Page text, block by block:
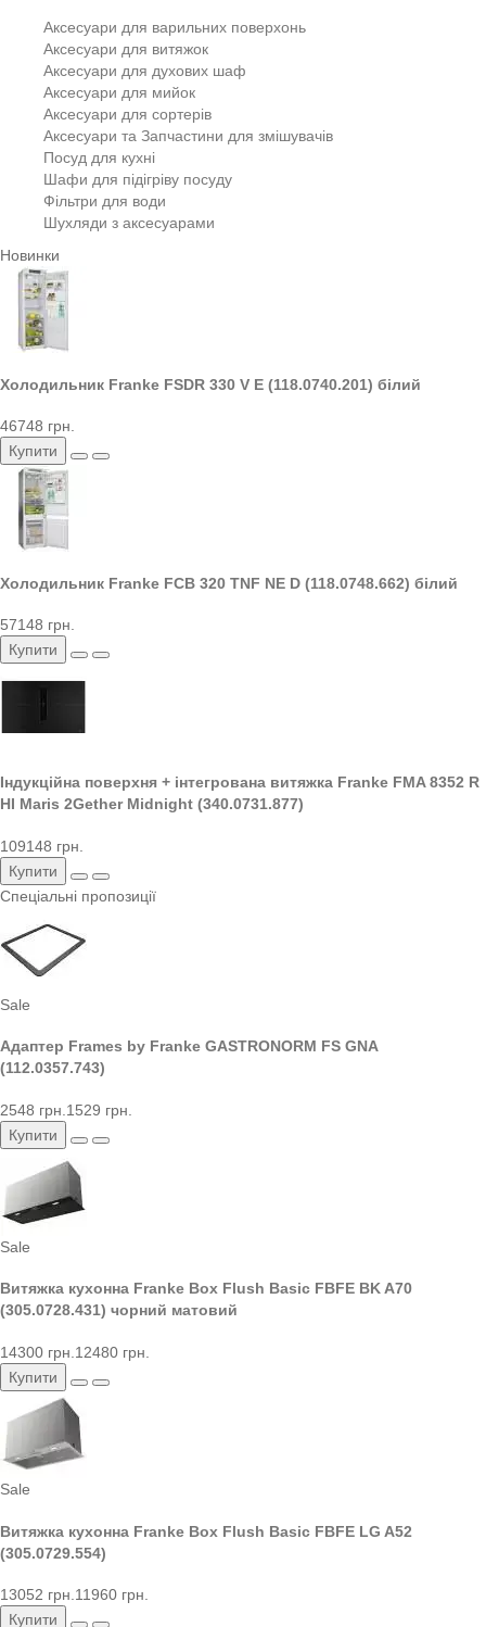
Аксесуари для варильних поверхонь
Аксесуари для витяжок
Аксесуари для духових шаф
Аксесуари для мийок
Аксесуари для сортерів
Аксесуари та Запчастини для змішувачів
Посуд для кухні
Шафи для підігріву посуду
Фільтри для води
Шухляди з аксесуарами
Новинки
Холодильник Franke FSDR 330 V E (118.0740.201) білий
46748 грн.
Купити
Холодильник Franke FCB 320 TNF NE D (118.0748.662) білий
57148 грн.
Купити
Індукційна поверхня + інтегрована витяжка Franke FMA 8352 R
HI Maris 2Gether Midnight (340.0731.877)
109148 грн.
Купити
Спеціальні пропозиції
Sale
Адаптер Frames by Franke GASTRONORM FS GNA
(112.0357.743)
2548 грн. 1529 грн.
Купити
Sale
Витяжка кухонна Franke Box Flush Basic FBFE BK A70
(305.0728.431) чорний матовий
14300 грн. 12480 грн.
Купити
Sale
Витяжка кухонна Franke Box Flush Basic FBFE LG A52
(305.0729.554)
13052 грн.11960 грн.
Купити